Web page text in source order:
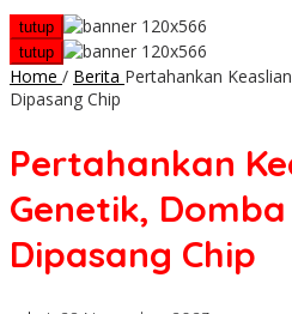
tutup
tutup
Home / Berita Pertahankan
Dipasang Chip
Pertahankan
Genetik,
Dipasang Chip